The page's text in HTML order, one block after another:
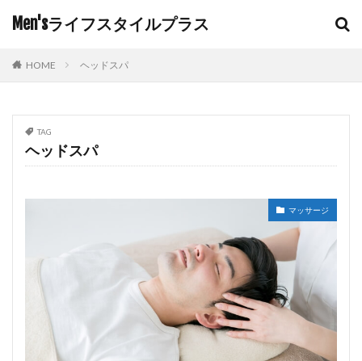
Men'sライフスタイルプラス
HOME ヘッドスパ
TAG
ヘッドスパ
マッサージ